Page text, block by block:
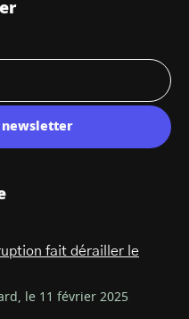
newsletter
fait dérailler le
le 11 février 2025